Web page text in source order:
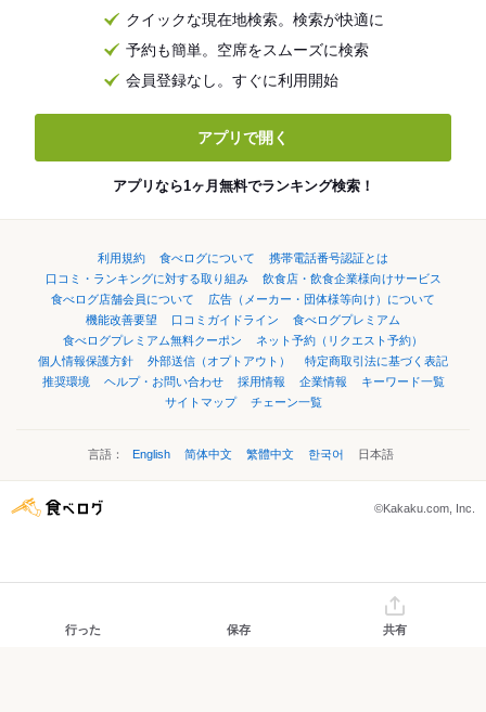
クイックな現在地検索。検索が快適に
予約も簡単。空席をスムーズに検索
会員登録なし。すぐに利用開始
アプリで開く
アプリなら1ヶ月無料でランキング検索！
利用規約 食べログについて
携帯電話番号認証とは
口コミ・ランキングに対する取り組み
飲食店・飲食企業様向けサービス
食べログ店舗会員について
広告（メーカー・団体様等向け）について
機能改善要望
口コミガイドライン
食べログプレミアム
食べログプレミアム無料クーポン
ネット予約（リクエスト予約）
個人情報保護方針
外部送信（オプトアウト）
特定商取引法に基づく表記
推奨環境
ヘルプ・お問い合わせ 採用情報 企業情報
キーワード一覧
サイトマップ
チェーン一覧
言語： English 简体中文 繁體中文 한국어 日本語
©Kakaku.com, Inc.
行った 保存 共有